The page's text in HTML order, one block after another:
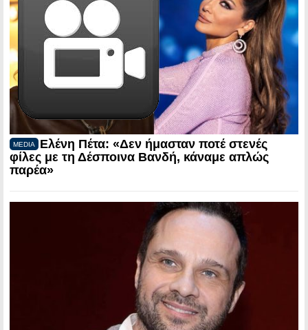
MEDIA
Ελένη Πέτα: «Δεν ήμασταν ποτέ στενές
φίλες με τη Δέσποινα Βανδή, κάναμε απλώς
παρέα»